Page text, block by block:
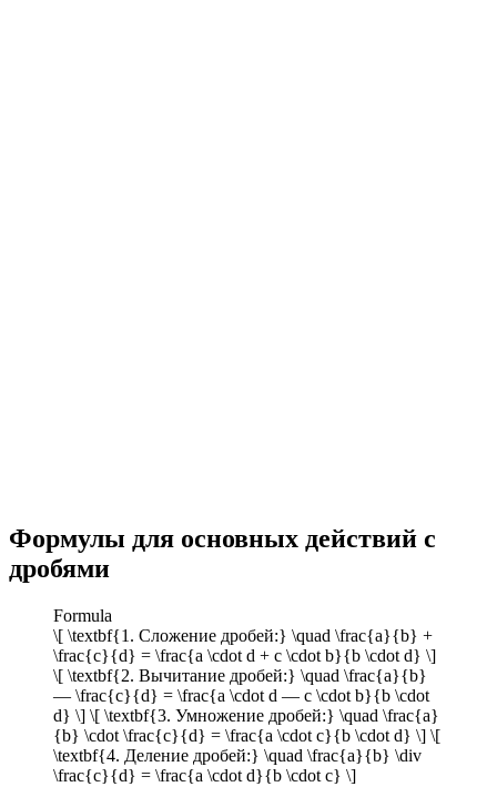
Формулы для основных действий с
дробями
Formula
\[ \textbf{1. Сложение дробей:} \quad \frac{a}{b} +
\frac{c}{d} = \frac{a \cdot d + c \cdot b}{b \cdot d} \]
\[ \textbf{2. Вычитание дробей:} \quad \frac{a}{b}
— \frac{c}{d} = \frac{a \cdot d — c \cdot b}{b \cdot
d} \] \[ \textbf{3. Умножение дробей:} \quad \frac{a}
{b} \cdot \frac{c}{d} = \frac{a \cdot c}{b \cdot d} \] \[
\textbf{4. Деление дробей:} \quad \frac{a}{b} \div
\frac{c}{d} = \frac{a \cdot d}{b \cdot c} \]